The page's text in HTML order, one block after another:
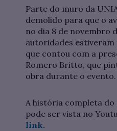
Parte do muro da
demolido para que o
no dia 8 de novembro
autoridades
que contou com a
Romero Britto, que
obra durante o evento.
A história completa do
pode ser vista no
link.